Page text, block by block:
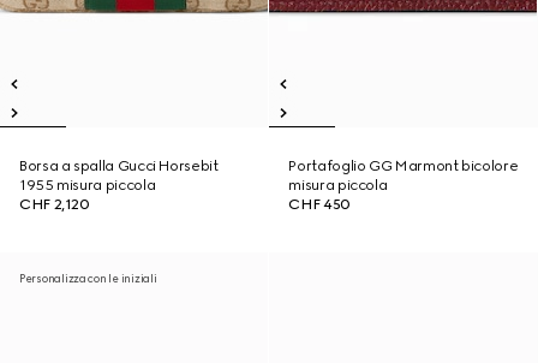
Borsa a spalla Gucci Horsebit
1955 misura piccola
CHF 2,120
Portafoglio GG Marmont bicolore
misura piccola
CHF 450
Personalizza con le iniziali